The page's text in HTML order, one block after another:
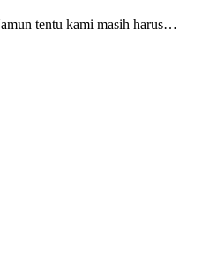
tentu kami masih harus…